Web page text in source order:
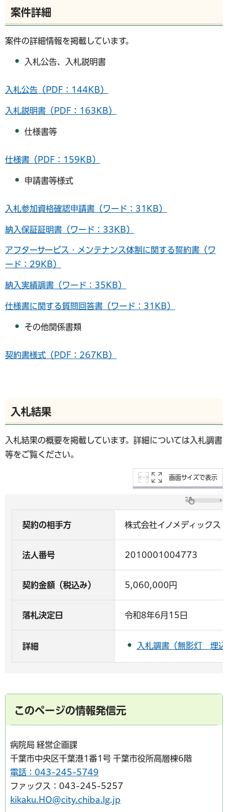
案件詳細
案件の詳細情報を掲載しています。
入札公告、入札説明書
入札公告（PDF：144KB）
入札説明書（PDF：163KB）
仕様書等
仕様書（PDF：159KB）
申請書等様式
入札参加資格確認申請書（ワード：31KB）
納入保証証明書（ワード：33KB）
アフターサービス・メンテナンス体制に関する誓約書（ワ
ード：29KB）
納入実績調書（ワード：35KB）
仕様書に関する質問回答書（ワード：31KB）
その他関係書類
契約書様式（PDF：267KB）
入札結果
入札結果の概要を掲載しています。詳細については入札調書
等をご覧ください。
画面サイズで表示
契約の相手方 株式会社イノメディックス
法人番号 2010001004773
契約金額（税込み） 5,060,000円
落札決定日 令和8年6月15日
詳細 入札調書（無影灯 埋
このページの情報発信元
病院局 経営企画課
千葉市中央区千葉港1番1号 千葉市役所高層棟6階
電話：043-245-5749
ファックス：043-245-5257
kikaku.HO@city.chiba.lg.jp